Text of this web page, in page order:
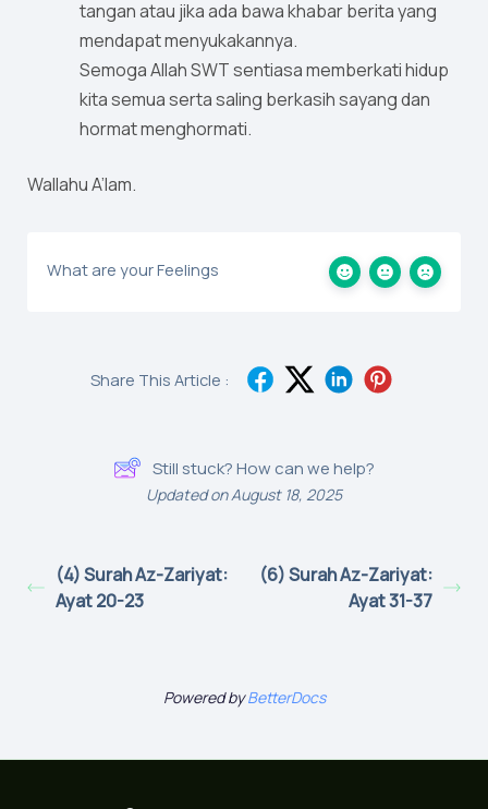
tangan atau jika ada bawa khabar berita yang
mendapat menyukakannya.
Semoga Allah SWT sentiasa memberkati hidup
kita semua serta saling berkasih sayang dan
hormat menghormati.
Wallahu A’lam.
What are your Feelings
Share This Article :
Still stuck? How can we help?
Updated on August 18, 2025
(4) Surah Az-Zariyat:
Ayat 20-23
(6) Surah Az-Zariyat:
Ayat 31-37
Powered byBetterDocs